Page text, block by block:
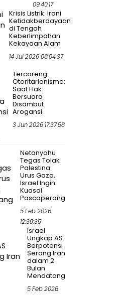
09:40:17
Krisis Listrik: Ironi
Ketidakberdayaan
di Tengah
Keberlimpahan
Kekayaan Alam
14 Jul 2026 08:04:37
Tercoreng
Otoritarianisme:
Saat Hak
Bersuara
Disambut
Arogansi
3 Jun 2026 17:37:58
Netanyahu
Tegas Tolak
Palestina
Urus Gaza,
Israel Ingin
Kuasai
Pascaperang
5 Feb 2026
12:38:35
Israel
Ungkap AS
Berpotensi
Serang Iran
dalam 2
Bulan
Mendatang
5 Feb 2026